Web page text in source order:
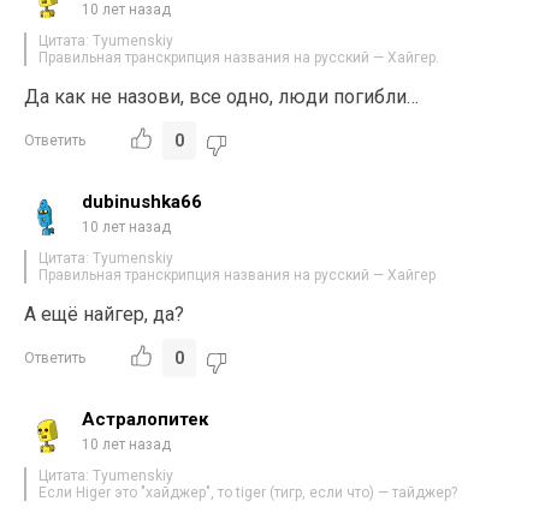
10 лет назад
Цитата: Tyumenskiy
Правильная транскрипция названия на русский — Хайгер.
Да как не назови, все одно, люди погибли…
Ответить 0
dubinushka66
10 лет назад
Цитата: Tyumenskiy
Правильная транскрипция названия на русский — Хайгер
А ещё найгер, да?
Ответить 0
Астралопитек
10 лет назад
Цитата: Tyumenskiy
Если Higer это "хайджер", то tiger (тигр, если что) — тайджер?